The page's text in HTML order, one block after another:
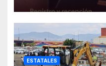
ESTATALES